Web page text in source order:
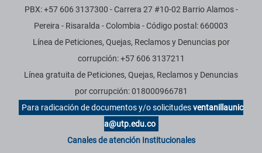
PBX: +57 606 3137300 - Carrera 27 #10-02 Barrio Alamos -
Pereira - Risaralda - Colombia - Código postal: 660003
Línea de Peticiones, Quejas, Reclamos y Denuncias por
corrupción: +57 606 3137211
Línea gratuita de Peticiones, Quejas, Reclamos y Denuncias
por corrupción: 018000966781
Para radicación de documentos y/o solicitudesventanillaunic
a@utp.edu.co
Canales de atención Institucionales